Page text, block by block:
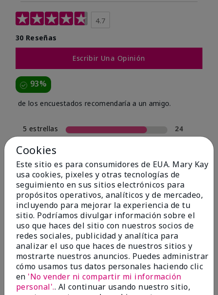
4.7
30 Reseñas
Escribir Una Opinión
93%
de los encuestados recomendaría a un amigo.
5 estrellas
24
4 estrellas
3 estrellas
0
2 estrellas
2
1 estrella
0
Tipo De Piel
Filtrar
reseñas
por
Tipo
de
piel
Cookies
Este sitio es para consumidores de EUA. Mary Kay
usa cookies, pixeles y otras tecnologías de
seguimiento en sus sitios electrónicos para
propósitos operativos, analíticos y de mercadeo,
incluyendo para mejorar la experiencia de tu
sitio. Podríamos divulgar información sobre el
uso que haces del sitio con nuestros socios de
redes sociales, publicidad y analítica para
analizar el uso que haces de nuestros sitios y
mostrarte nuestros anuncios. Puedes administrar
cómo usamos tus datos personales haciendo clic
en 'No vender ni compartir mi información
personal'.. Al continuar usando nuestro sitio,